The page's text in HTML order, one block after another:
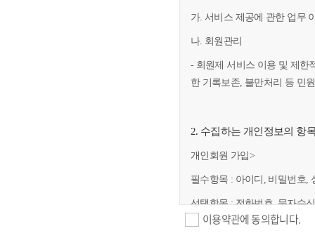
가. 서비스 제공에 관한 업무
나. 회원관리
- 회원제 서비스 이용 및 제한
한 기록보존, 불만처리 등 민
2. 수집하는 개인정보의 항
개인회원 가입>
필수항목 : 아이디, 비밀번호,
선택항목 : 전화번호, 문자수
이용약관에 동의합니다.